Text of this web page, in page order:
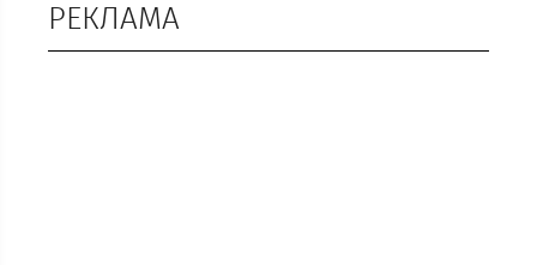
РЕКЛАМА